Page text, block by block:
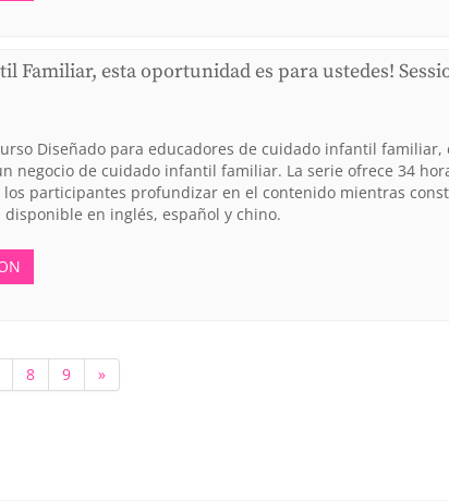
Familiar, esta oportunidad es para ustedes!
Diseñado para educadores de cuidado infantil
negocio de cuidado infantil familiar. La serie ofrece 34
participantes profundizar en el contenido mientras
en inglés, español y chino.
8 9 »